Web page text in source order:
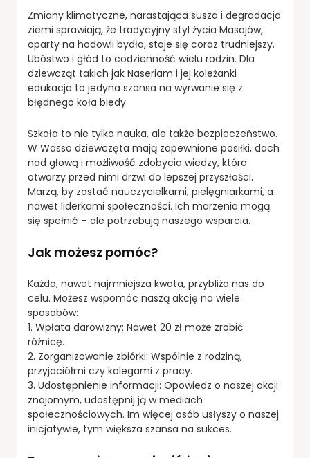
Zmiany klimatyczne, narastająca susza i degradacja
ziemi sprawiają, że tradycyjny styl życia Masajów,
oparty na hodowli bydła, staje się coraz trudniejszy.
Ubóstwo i głód to codzienność wielu rodzin. Dla
dziewcząt takich jak Naseriam i jej koleżanki
edukacja to jedyna szansa na wyrwanie się z
błędnego koła biedy.
Szkoła to nie tylko nauka, ale także bezpieczeństwo.
W Wasso dziewczęta mają zapewnione posiłki, dach
nad głową i możliwość zdobycia wiedzy, która
otworzy przed nimi drzwi do lepszej przyszłości.
Marzą, by zostać nauczycielkami, pielęgniarkami, a
nawet liderkami społeczności. Ich marzenia mogą
się spełnić – ale potrzebują naszego wsparcia.
Jak możesz pomóc?
Każda, nawet najmniejsza kwota, przybliża nas do
celu. Możesz wspomóc naszą akcję na wiele
sposobów:
1. Wpłata darowizny: Nawet 20 zł może zrobić
różnicę.
2. Zorganizowanie zbiórki: Wspólnie z rodziną,
przyjaciółmi czy kolegami z pracy.
3. Udostępnienie informacji: Opowiedz o naszej akcji
znajomym, udostępnij ją w mediach
społecznościowych. Im więcej osób usłyszy o naszej
inicjatywie, tym większa szansa na sukces.